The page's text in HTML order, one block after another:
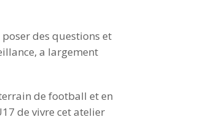
des questions et
a largement
de football et en
de vivre cet atelier